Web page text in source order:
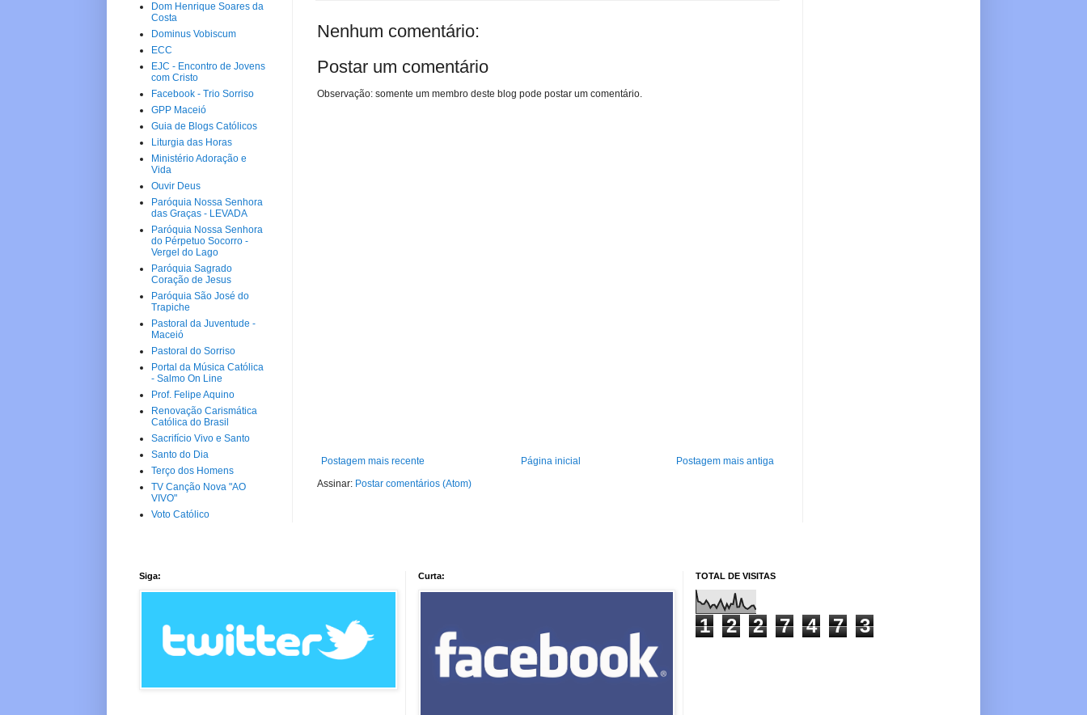
Nenhum comentário:
Postar um comentário
Observação: somente um membro deste blog pode postar um comentário.
Postagem mais recente Postagem mais antiga
Página inicial
Assinar: Postar comentários (Atom)
Dom Henrique Soares da
Costa
Dominus Vobiscum
ECC
EJC - Encontro de Jovens
com Cristo
Facebook - Trio Sorriso
GPP Maceió
Guia de Blogs Católicos
Liturgia das Horas
Ministério Adoração e
Vida
Ouvir Deus
Paróquia Nossa Senhora
das Graças - LEVADA
Paróquia Nossa Senhora
do Pérpetuo Socorro -
Vergel do Lago
Paróquia Sagrado
Coração de Jesus
Paróquia São José do
Trapiche
Pastoral da Juventude -
Maceió
Pastoral do Sorriso
Portal da Música Católica
- Salmo On Line
Prof. Felipe Aquino
Renovação Carismática
Católica do Brasil
Sacrifício Vivo e Santo
Santo do Dia
Terço dos Homens
TV Canção Nova "AO
VIVO"
Voto Católico
Siga: Curta: TOTAL DE VISITAS
1 2 2 7 4 7 3